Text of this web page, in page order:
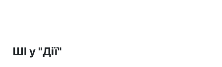
ШІ у "Дії"